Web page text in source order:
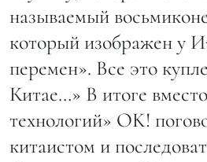
называемый
который изображен у
перемен». Все это
Китае…» В итоге
технологий» OK!
китаистом и